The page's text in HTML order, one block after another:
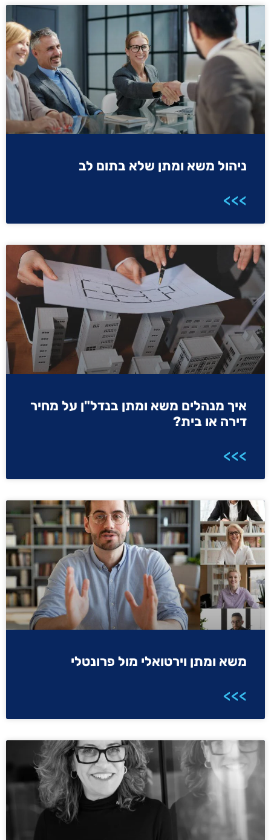
ניהול משא ומתן שלא בתום לב
>>>
איך מנהלים משא ומתן בנדל"ן על מחיר
דירה או בית?
>>>
משא ומתן וירטואלי מול פרונטלי
>>>